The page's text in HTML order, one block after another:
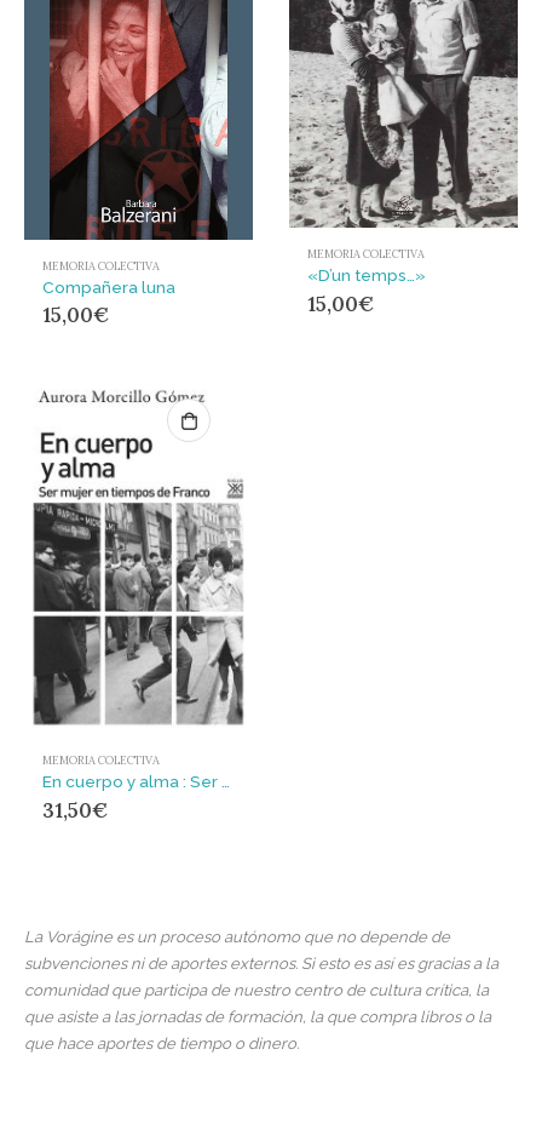
MEMORIA COLECTIVA
Compañera luna
15,00€
MEMORIA COLECTIVA
«D’un temps…»
15,00€
MEMORIA COLECTIVA
31,50€
La Vorágine es un proceso autónomo que no depende de
subvenciones ni de aportes externos. Si esto es así es gracias a la
comunidad que participa de nuestro centro de cultura crítica, la
que asiste a las jornadas de formación, la que compra libros o la
que hace aportes de tiempo o dinero.